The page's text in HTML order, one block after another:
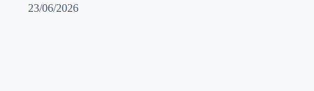
23/06/2026